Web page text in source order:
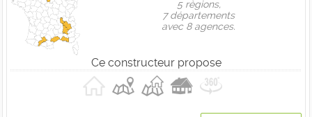
5 règions,
7 départements
avec 8 agences.
Ce constructeur propose